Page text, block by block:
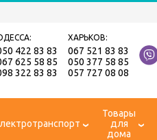
422 83 83
625 58 85
322 83 83
ХАРЬКОВ:
067 521 83 83
050 377 58 85
057 727 08 08
Товары
для
дома